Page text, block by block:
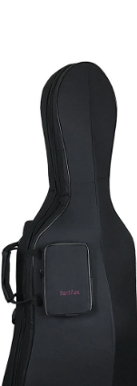
Acessórios OUTLET